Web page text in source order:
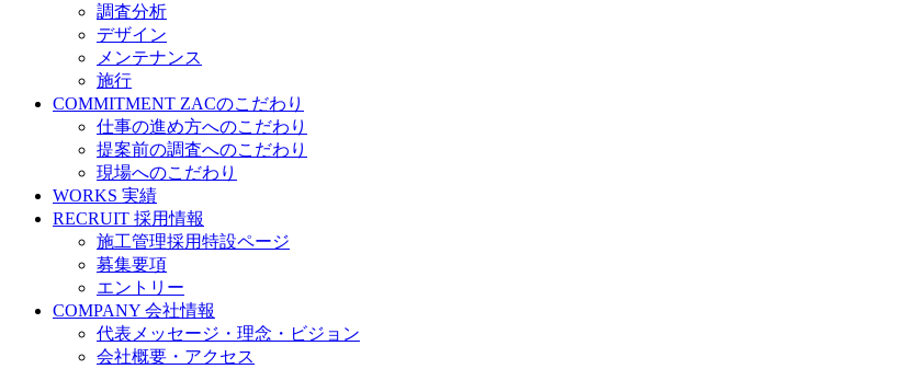
調査分析
デザイン
メンテナンス
施行
COMMITMENT ZACのこだわり
仕事の進め方へのこだわり
提案前の調査へのこだわり
現場へのこだわり
WORKS 実績
RECRUIT 採用情報
施工管理採用特設ページ
募集要項
エントリー
COMPANY 会社情報
代表メッセージ・理念・ビジョン
会社概要・アクセス